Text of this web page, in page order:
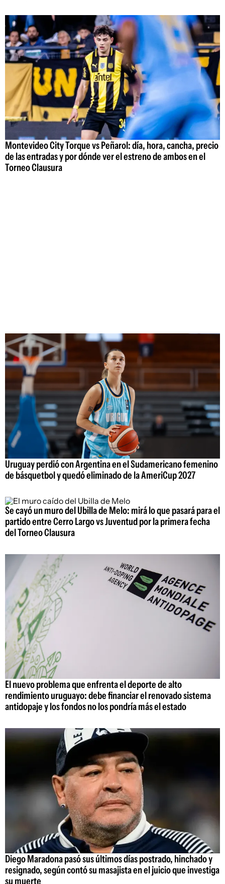
Montevideo City Torque vs Peñarol: día, hora, cancha, precio
de las entradas y por dónde ver el estreno de ambos en el
Torneo Clausura
Uruguay perdió con Argentina en el Sudamericano femenino
de básquetbol y quedó eliminado de la AmeriCup 2027
Se cayó un muro del Ubilla de Melo: mirá lo que pasará para el
partido entre Cerro Largo vs Juventud por la primera fecha
del Torneo Clausura
El nuevo problema que enfrenta el deporte de alto
rendimiento uruguayo: debe financiar el renovado sistema
antidopaje y los fondos no los pondría más el estado
Diego Maradona pasó sus últimos días postrado, hinchado y
resignado, según contó su masajista en el juicio que investiga
su muerte